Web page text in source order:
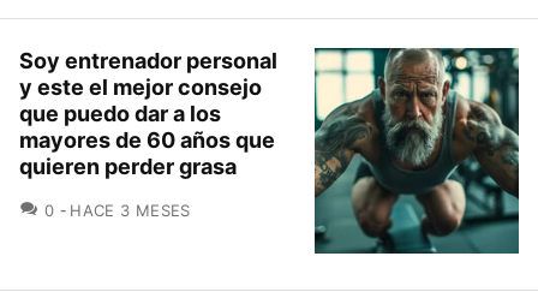
Soy entrenador personal
y este el mejor consejo
que puedo dar a los
mayores de 60 años que
quieren perder grasa
0 COMENTARIOS
HACE 3 MESES